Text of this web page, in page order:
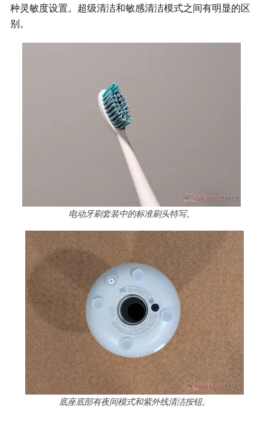
种灵敏度设置。超级清洁和敏感清洁模式之间有明显的区
别。
电动牙刷套装中的标准刷头特写。
底座底部有夜间模式和紫外线清洁按钮。